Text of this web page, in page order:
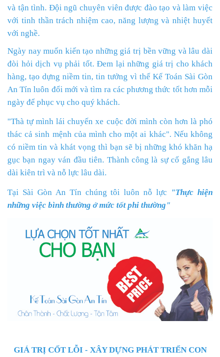
và tận tình. Đội ngũ chuyên viên được đào tạo và làm việc
với tinh thần trách nhiệm cao, năng lượng và nhiệt huyết
với nghề.
Ngày nay muốn kiến tạo những giá trị bền vững và lâu dài
đòi hỏi dịch vụ phải tốt. Đem lại những giá trị cho khách
hàng, tạo dựng niềm tin, tin tưởng vì thế Kế Toán Sài Gòn
An Tín luôn đổi mới và tìm ra các phương thức tốt hơn mỗi
ngày để phục vụ cho quý khách.
"Thà tự mình lái chuyến xe cuộc đời mình còn hơn là phó
thác cả sinh mệnh của mình cho một ai khác". Nếu không
có niềm tin và khát vọng thì bạn sẽ bị những khó khăn hạ
gục bạn ngay ván đầu tiên. Thành công là sự cố gắng lâu
dài kiên trì và nỗ lực lâu dài.
Tại Sài Gòn An Tín chúng tôi luôn nỗ lực
"Thực hiện
những việc bình thường ở mức tốt phi thường"
GIÁ TRỊ CỐT LỖI - XÂY DỰNG PHÁT TRIỂN CON